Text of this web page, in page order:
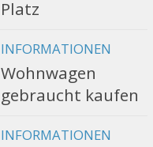
Platz
INFORMATIONEN
Wohnwagen
gebraucht kaufen
INFORMATIONEN